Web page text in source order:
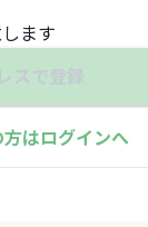
ます
スで登録
はログインへ